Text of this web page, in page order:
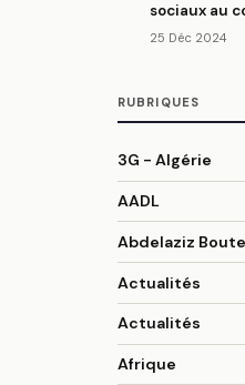
sociaux au
25 Déc 2024
RUBRIQUES
3G - Algérie
AADL
Abdelaziz
Actualités
Actualités
Afrique